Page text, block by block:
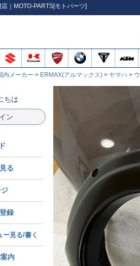
店｜MOTO-PARTS[モトパーツ]
内メーカー ERMAX(アルマックス) ヤマハ
ちは
ン
る
録
ー見る/書く
内